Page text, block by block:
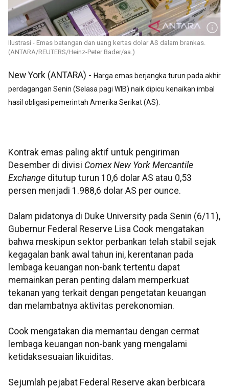
Ilustrasi - Emas batangan dan uang kertas dolar AS dalam brankas.
(ANTARA/REUTERS/Heinz-Peter Bader/aa.)
New York (ANTARA) - Harga emas berjangka turun pada akhir
perdagangan Senin (Selasa pagi WIB) naik dipicu kenaikan imbal
hasil obligasi pemerintah Amerika Serikat (AS).
Kontrak emas paling aktif untuk pengiriman
Desember di divisi Comex New York Mercantile
Exchange ditutup turun 10,6 dolar AS atau 0,53
persen menjadi 1.988,6 dolar AS per ounce.
Dalam pidatonya di Duke University pada Senin (6/11),
Gubernur Federal Reserve Lisa Cook mengatakan
bahwa meskipun sektor perbankan telah stabil sejak
kegagalan bank awal tahun ini, kerentanan pada
lembaga keuangan non-bank tertentu dapat
memainkan peran penting dalam memperkuat
tekanan yang terkait dengan pengetatan keuangan
dan melambatnya aktivitas perekonomian.
Cook mengatakan dia memantau dengan cermat
lembaga keuangan non-bank yang mengalami
ketidaksesuaian likuiditas.
Sejumlah pejabat Federal Reserve akan berbicara